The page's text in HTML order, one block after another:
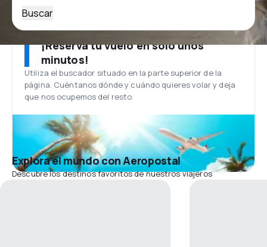
Buscar
¡Reserva tu vuelo en solo unos
minutos!
Utiliza el buscador situado en la parte superior de la
página. Cuéntanos dónde y cuándo quieres volar y deja
que nos ocupemos del resto.
Explora el mundo con Aeropostal
Descubre los destinos favoritos de nuestros viajeros